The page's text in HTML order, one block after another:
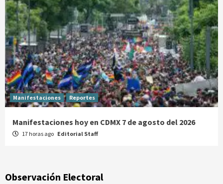
Manifestaciones Reportes
Manifestaciones hoy en CDMX 7 de agosto del 2026
17 horas ago Editorial Staff
Observación Electoral